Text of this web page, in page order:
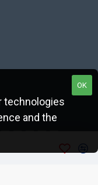
OK
technologies
and the